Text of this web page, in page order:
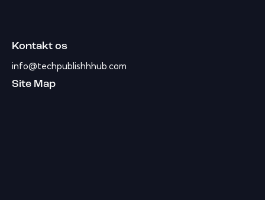
Kontakt os
info@techpublishhhub.com
Site Map